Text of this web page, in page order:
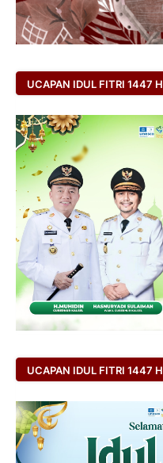
UCAPAN IDUL FITRI 1447 H
UCAPAN IDUL FITRI 1447 H